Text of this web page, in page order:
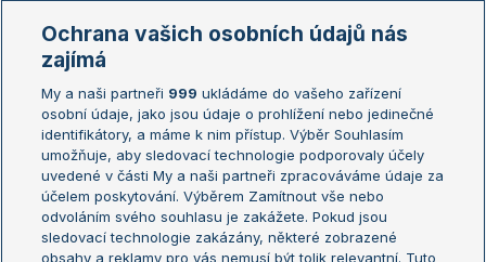
Žebříčky
Žebříček ATP (muži)
Žebříček WTA (ženy)
Sázkařský žebříček
Australian Open
French Open
Wimbledon
US Open
Turnaj mistrů
Turnaj mistryň
Ochrana vašich osobních údajů nás
zajímá
My a naši partneři 999 ukládáme do vašeho zařízení
osobní údaje, jako jsou údaje o prohlížení nebo jedinečné
identifikátory, a máme k nim přístup. Výběr Souhlasím
umožňuje, aby sledovací technologie podporovaly účely
uvedené v části My a naši partneři zpracováváme údaje za
účelem poskytování. Výběrem Zamítnout vše nebo
odvoláním svého souhlasu je zakážete. Pokud jsou
sledovací technologie zakázány, některé zobrazené
obsahy a reklamy pro vás nemusí být tolik relevantní. Tuto